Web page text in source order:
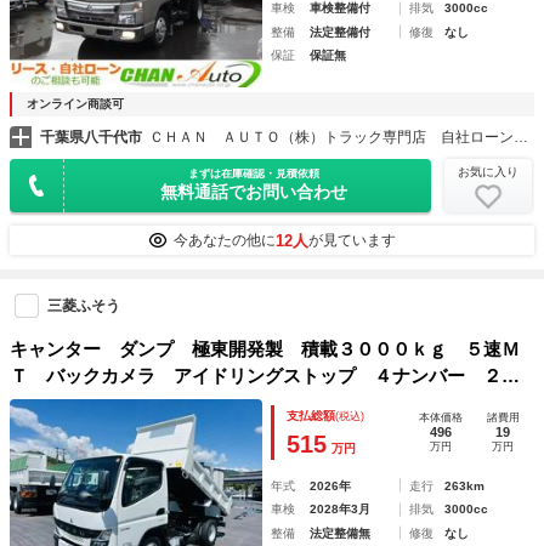
車検
車検整備付 排気
3000cc
整備
法定整備付 修復
なし
保証
保証無
オンライン商談可
千葉県八千代市 ＣＨＡＮ ＡＵＴＯ（株）トラック専門店 自社ローン・自社リース・レンタカー
まずは在庫確認・見積依頼
無料通話でお問い合わせ
お気に入り
今あなたの他に12人が見ています
三菱ふそう
キャンター ダンプ 極東開発製 積載３０００ｋｇ ５速Ｍ
Ｔ バックカメラ アイドリングストップ ４ナンバー ２Ｒ
Ｇ－ＦＢＡ６０ エンジン型式４Ｐ１０ ボディ内寸長３０５
０ｍｍ幅１６００ｍｍ高３７０ｍｍ
支払総額(税込)
515 万円
本体価格
496
万円
諸費用
19
万円
年式 2026年 走行
263km
車検
2028年3月 排気
3000cc
整備
法定整備無 修復 なし